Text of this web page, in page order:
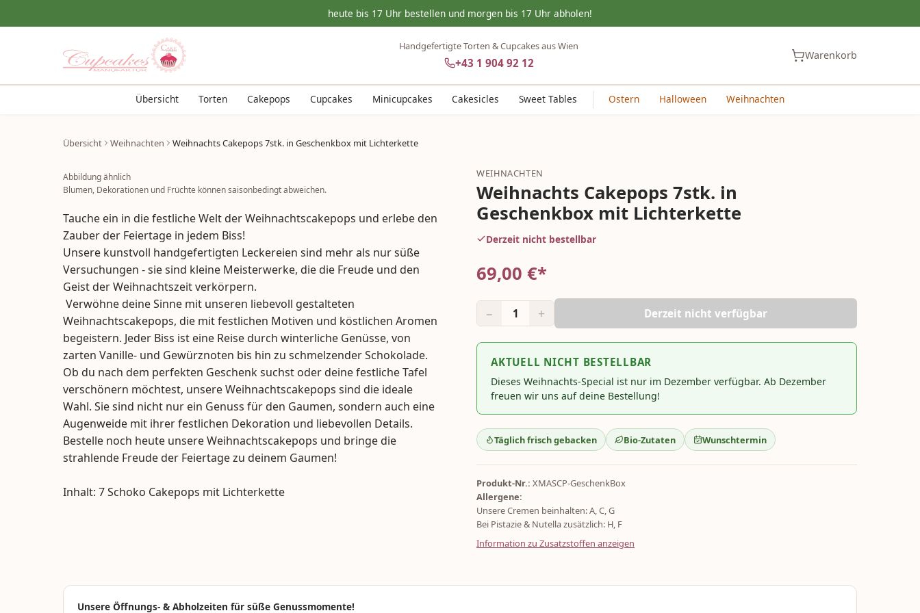
heute bis 17 Uhr bestellen und morgen bis 17 Uhr abholen!
Handgefertigte Torten & Cupcakes aus Wien
+43 1 904 92 12
Warenkorb
Übersicht Torten Cakepops Cupcakes Minicupcakes Cakesicles Sweet Tables Ostern Halloween Weihnachten
Übersicht Weihnachten Weihnachts Cakepops 7stk. in Geschenkbox mit Lichterkette
Abbildung ähnlich
Blumen, Dekorationen und Früchte können saisonbedingt abweichen.
Tauche ein in die festliche Welt der Weihnachtscakepops und erlebe den
Zauber der Feiertage in jedem Biss!
Unsere kunstvoll handgefertigten Leckereien sind mehr als nur süße
Versuchungen - sie sind kleine Meisterwerke, die die Freude und den
Geist der Weihnachtszeit verkörpern.
Verwöhne deine Sinne mit unseren liebevoll gestalteten
Weihnachtscakepops, die mit festlichen Motiven und köstlichen Aromen
begeistern. Jeder Biss ist eine Reise durch winterliche Genüsse, von
zarten Vanille- und Gewürznoten bis hin zu schmelzender Schokolade.
Ob du nach dem perfekten Geschenk suchst oder deine festliche Tafel
verschönern möchtest, unsere Weihnachtscakepops sind die ideale
Wahl. Sie sind nicht nur ein Genuss für den Gaumen, sondern auch eine
Augenweide mit ihrer festlichen Dekoration und liebevollen Details.
Bestelle noch heute unsere Weihnachtscakepops und bringe die
strahlende Freude der Feiertage zu deinem Gaumen!
Inhalt: 7 Schoko Cakepops mit Lichterkette
WEIHNACHTEN
Weihnachts Cakepops 7stk. in
Geschenkbox mit Lichterkette
Derzeit nicht bestellbar
69,00 €*
− 1 + Derzeit nicht verfügbar
AKTUELL NICHT BESTELLBAR
Dieses Weihnachts-Special ist nur im Dezember verfügbar. Ab Dezember
freuen wir uns auf deine Bestellung!
Täglich frisch gebacken Bio-Zutaten Wunschtermin
Produkt-Nr.: XMASCP-GeschenkBox
Allergene:
Unsere Cremen beinhalten: A, C, G
Bei Pistazie & Nutella zusätzlich: H, F
Information zu Zusatzstoffen anzeigen
Unsere Öffnungs- & Abholzeiten für süße Genussmomente!